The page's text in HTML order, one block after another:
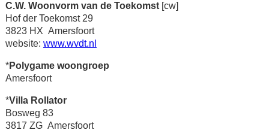
C.W. Woonvorm van de Toekomst[cw]
Hof der Toekomst 29
3823 HX Amersfoort
website: www.wvdt.nl
*Polygame woongroep
Amersfoort
*Villa Rollator
Bosweg 83
3817 ZG Amersfoort